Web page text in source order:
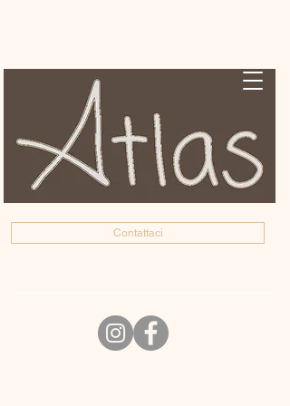
Contattaci